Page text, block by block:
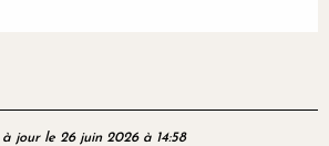
à jour le 26 juin 2026 à 14:58